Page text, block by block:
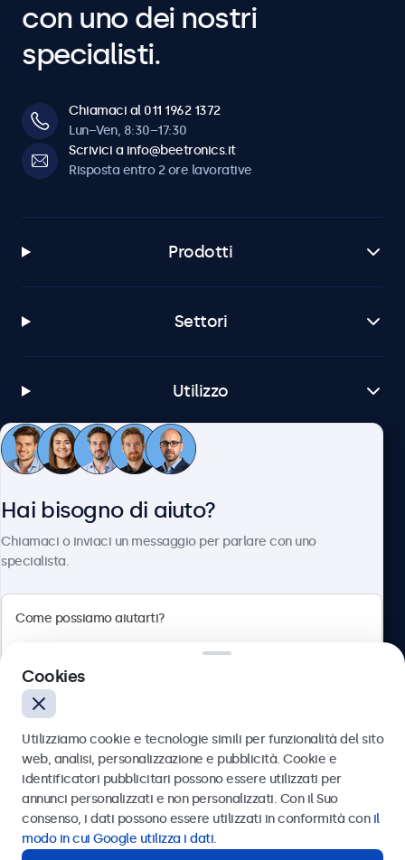
con uno dei nostri
specialisti.
Chiamaci al 011 1962 1372
Lun–Ven, 8:30–17:30
Scrivici a info@beetronics.it
Risposta entro 2 ore lavorative
Prodotti
Settori
Utilizzo
Servizio Clienti
Italiano
Hai bisogno di aiuto?
Chiamaci o inviaci un messaggio per parlare con uno
specialista.
Inviare
Oppure chiamaci al
Cookies
Utilizziamo cookie e tecnologie simili per funzionalità del sito
web, analisi, personalizzazione e pubblicità. Cookie e
identificatori pubblicitari possono essere utilizzati per
annunci personalizzati e non personalizzati. Con il Suo
consenso, i dati possono essere utilizzati in conformità con il
modo in cui Google utilizza i dati.